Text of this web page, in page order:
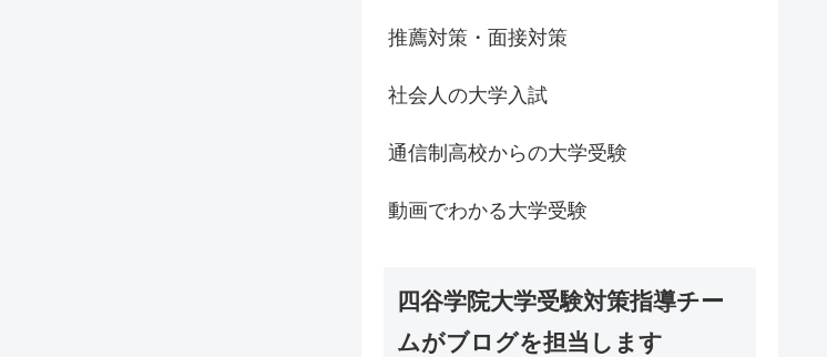
推薦対策・面接対策
社会人の大学入試
通信制高校からの大学受験
動画でわかる大学受験
四谷学院大学受験対策指導チー
ムがブログを担当します